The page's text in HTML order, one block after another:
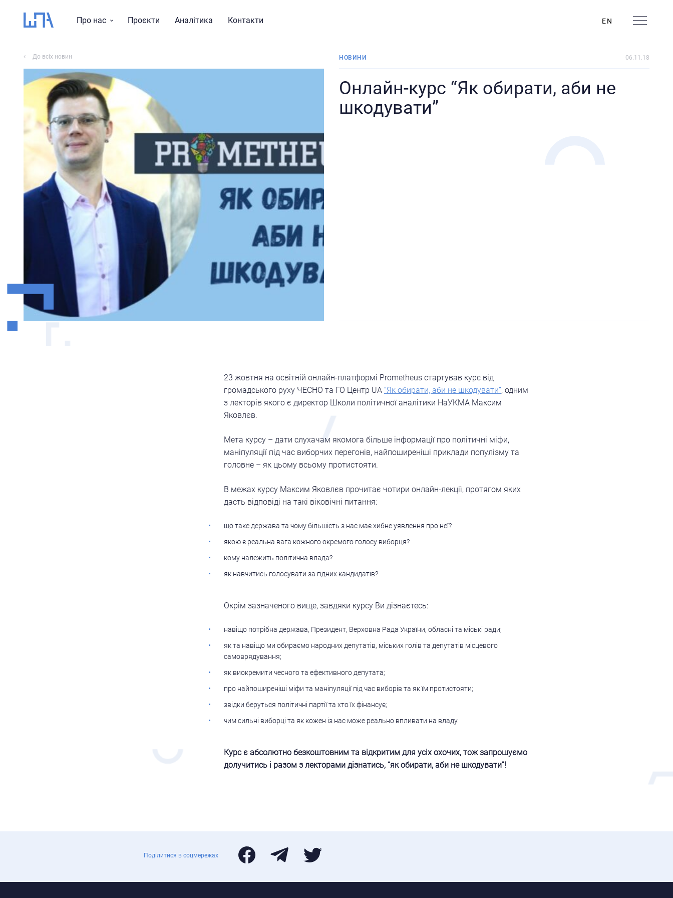
Про нас
Історія
Звіти
Команда
Правління
Проєкти Аналітика Контакти EN
До всіх новин НОВИНИ 06.11.18
Онлайн-курс “Як обирати, аби не
шкодувати”
23 жовтня на освітній онлайн-платформі Prometheus стартував курс від
громадського руху ЧЕСНО та ГО Центр UA “Як обирати, аби не шкодувати”, одним
з лекторів якого є директор Школи політичної аналітики НаУКМА Максим
Яковлєв.
Мета курсу – дати слухачам якомога більше інформації про політичні міфи,
маніпуляції під час виборчих перегонів, найпоширеніші приклади популізму та
головне – як цьому всьому протистояти.
В межах курсу Максим Яковлєв прочитає чотири онлайн-лекції, протягом яких
дасть відповіді на такі віковічні питання:
що таке держава та чому більшість з нас має хибне уявлення про неї?
якою є реальна вага кожного окремого голосу виборця?
кому належить політична влада?
як навчитись голосувати за гідних кандидатів?
Окрім зазначеного вище, завдяки курсу Ви дізнаєтесь:
навіщо потрібна держава, Президент, Верховна Рада України, обласні та міські ради;
як та навіщо ми обираємо народних депутатів, міських голів та депутатів місцевого
самоврядування;
як виокремити чесного та ефективного депутата;
про найпоширеніші міфи та маніпуляції під час виборів та як їм протистояти;
звідки беруться політичні партії та хто їх фінансує;
чим сильні виборці та як кожен із нас може реально впливати на владу.
Курс є абсолютно безкоштовним та відкритим для усіх охочих, тож запрошуємо
долучитись і разом з лекторами дізнатись, “як обирати, аби не шкодувати”!
Поділитися в соцмережах